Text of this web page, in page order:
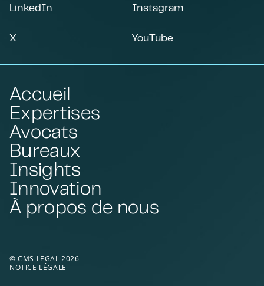
LinkedIn Instagram
X YouTube
Accueil
Expertises
Avocats
Bureaux
Insights
Innovation
À propos de nous
© CMS LEGAL 2026
NOTICE LÉGALE